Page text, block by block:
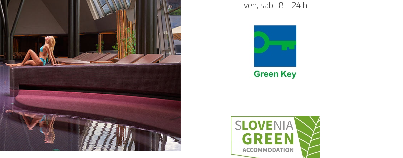
ven, sab: 8 – 24 h